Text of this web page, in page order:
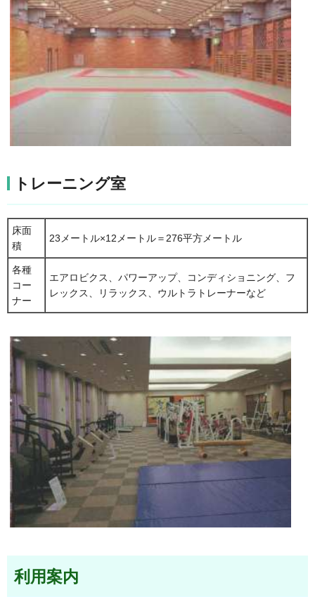
トレーニング室
床面
積
23メートル×12メートル＝276平方メートル
各種
コー
ナー
エアロビクス、パワーアップ、コンディショニング、フ
レックス、リラックス、ウルトラトレーナーなど
利用案内